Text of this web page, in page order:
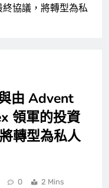
協議，將轉型為私
由 Advent
領軍的投資
轉型為私人
0 2 Mins